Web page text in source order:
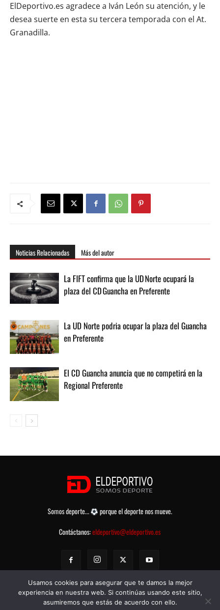
ElDeportivo.es agradece a Iván León su atención, y le
desea suerte en esta su tercera temporada con el At.
Granadilla.
Noticias Relacionadas Más del autor
La FIFT confirma que la UD Norte ocupará la
plaza del CD Guancha en Preferente
La UD Norte podria ocupar la plaza del Guancha
en Preferente
El CD Guancha anuncia que no competirá en la
Regional Preferente
Somos deporte...
porque el deporte nos mueve.
Contáctanos:eldeportivo@eldeportivo.es
Usamos cookies para asegurar que te damos la mejor
experiencia en nuestra web. Si continúas usando este sitio,
asumiremos que estás de acuerdo con ello.